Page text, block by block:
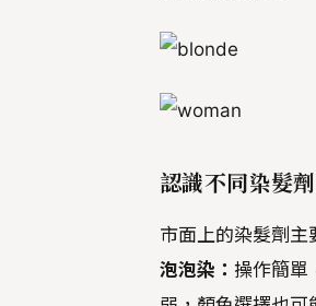
認識不同染髮
市面上的染髮劑主
泡泡染： 操作簡單